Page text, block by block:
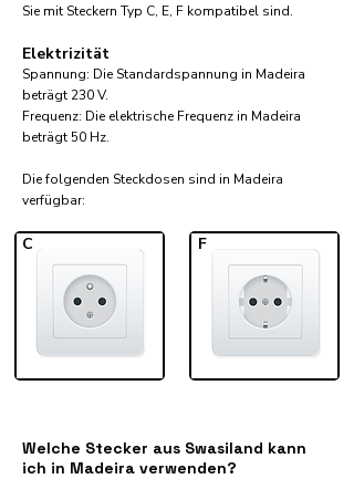
Sie mit Steckern Typ C, E, F kompatibel sind.
Elektrizität
Spannung: Die Standardspannung in Madeira
beträgt 230 V.
Frequenz: Die elektrische Frequenz in Madeira
beträgt 50 Hz.
Die folgenden Steckdosen sind in Madeira
verfügbar:​
C F
Welche Stecker aus Swasiland kann
ich in Madeira verwenden?